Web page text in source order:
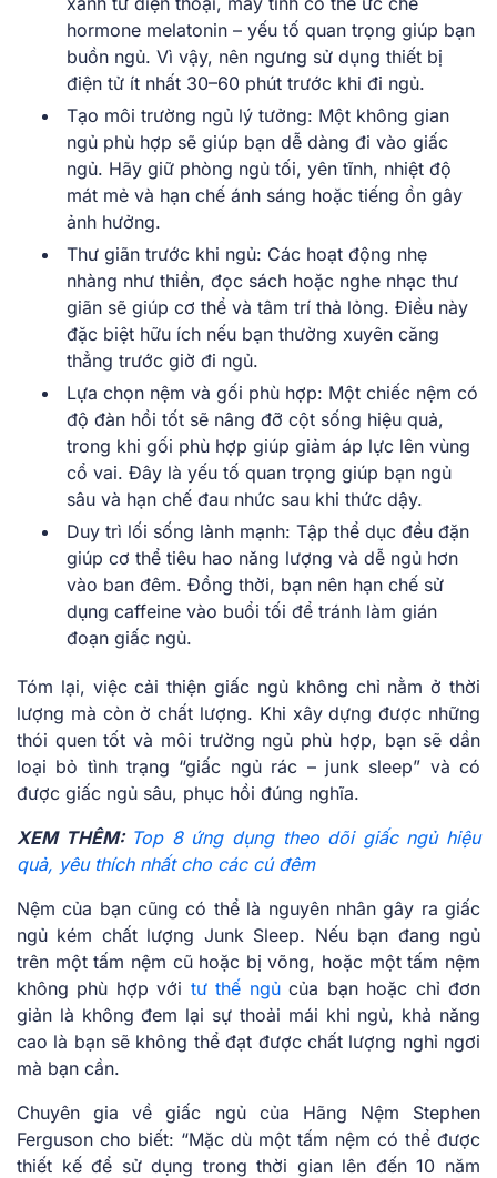
hormone melatonin – yếu tố quan trọng giúp bạn
buồn ngủ. Vì vậy, nên ngưng sử dụng thiết bị
điện tử ít nhất 30–60 phút trước khi đi ngủ.
Tạo môi trường ngủ lý tưởng: Một không gian
ngủ phù hợp sẽ giúp bạn dễ dàng đi vào giấc
ngủ. Hãy giữ phòng ngủ tối, yên tĩnh, nhiệt độ
mát mẻ và hạn chế ánh sáng hoặc tiếng ồn gây
ảnh hưởng.
Thư giãn trước khi ngủ: Các hoạt động nhẹ
nhàng như thiền, đọc sách hoặc nghe nhạc thư
giãn sẽ giúp cơ thể và tâm trí thả lỏng. Điều này
đặc biệt hữu ích nếu bạn thường xuyên căng
thẳng trước giờ đi ngủ.
Lựa chọn nệm và gối phù hợp: Một chiếc nệm có
độ đàn hồi tốt sẽ nâng đỡ cột sống hiệu quả,
trong khi gối phù hợp giúp giảm áp lực lên vùng
cổ vai. Đây là yếu tố quan trọng giúp bạn ngủ
sâu và hạn chế đau nhức sau khi thức dậy.
Duy trì lối sống lành mạnh: Tập thể dục đều đặn
giúp cơ thể tiêu hao năng lượng và dễ ngủ hơn
vào ban đêm. Đồng thời, bạn nên hạn chế sử
dụng caffeine vào buổi tối để tránh làm gián
đoạn giấc ngủ.
Tóm lại, việc cải thiện giấc ngủ không chỉ nằm ở thời
lượng mà còn ở chất lượng. Khi xây dựng được những
thói quen tốt và môi trường ngủ phù hợp, bạn sẽ dần
loại bỏ tình trạng “giấc ngủ rác – junk sleep” và có
được giấc ngủ sâu, phục hồi đúng nghĩa.
XEM THÊM: Top 8 ứng dụng theo dõi giấc ngủ hiệu
quả, yêu thích nhất cho các cú đêm
Nệm của bạn cũng có thể là nguyên nhân gây ra giấc
ngủ kém chất lượng Junk Sleep. Nếu bạn đang ngủ
trên một tấm nệm cũ hoặc bị võng, hoặc một tấm nệm
không phù hợp với tư thế ngủcủa bạn hoặc chỉ đơn
giản là không đem lại sự thoải mái khi ngủ, khả năng
cao là bạn sẽ không thể đạt được chất lượng nghỉ ngơi
mà bạn cần.
Chuyên gia về giấc ngủ của Hãng Nệm Stephen
Ferguson cho biết: “Mặc dù một tấm nệm có thể được
thiết kế để sử dụng trong thời gian lên đến 10 năm